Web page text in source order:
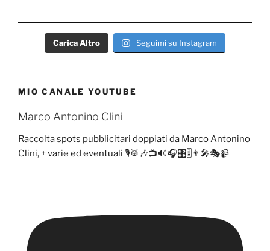
Carica Altro Seguimi su Instagram
MIO CANALE YOUTUBE
Marco Antonino Clini
Raccolta spots pubblicitari doppiati da Marco Antonino
Clini, + varie ed eventuali 🎙️🥁🎶📺🔊🎧🎛️🎚️👨‍🎤🎭📹